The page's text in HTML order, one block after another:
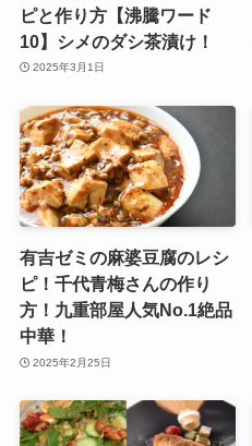
ピと作り方【沸騰ワード
10】シメのダシ茶漬け！
2025年3月1日
有吉ゼミの麻婆豆腐のレシ
ピ！千代青梅さんの作り
方！九重部屋人気No.1絶品
中華！
2025年2月25日